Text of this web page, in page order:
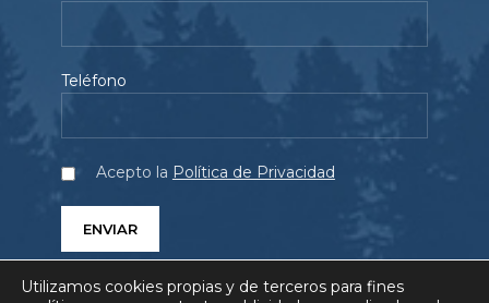
Teléfono
Acepto la Política de Privacidad
Utilizamos cookies propias y de terceros para fines